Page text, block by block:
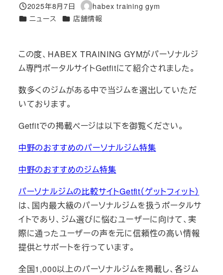
投稿日
2025年8月7日
著
者
habex training gym
カテゴリー
ニュース カテゴリー
店舗情報
この度、HABEX TRAINING GYMがパーソナルジ
ム専門ポータルサイトGetfitにて紹介されました。
数多くのジムがある中で当ジムを選出していただ
いております。
Getfitでの掲載ページは以下を御覧ください。
中野のおすすめのパーソナルジム特集
中野のおすすめのジム特集
パーソナルジムの比較サイトGetfit（ゲットフィット）
は、国内最大級のパーソナルジムを扱うポータルサ
イトであり、ジム選びに悩むユーザーに向けて、実
際に通ったユーザーの声を元に信頼性の高い情報
提供とサポートを行っています。
全国1,000以上のパーソナルジムを掲載し、各ジム